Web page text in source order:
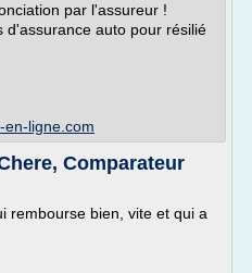
par l'assureur !
d'assurance auto pour résilié
en-ligne.com
Comparateur
rembourse bien, vite et qui a